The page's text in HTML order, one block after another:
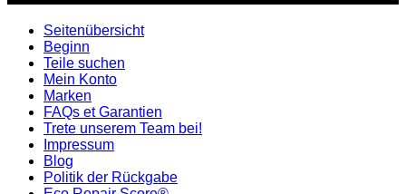
Seitenübersicht
Beginn
Teile suchen
Mein Konto
Marken
FAQs et Garantien
Trete unserem Team bei!
Impressum
Blog
Politik der Rückgabe